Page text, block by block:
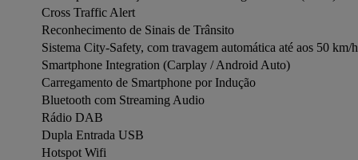
Cross Traffic Alert
Reconhecimento de Sinais de Trânsito
Sistema City-Safety, com travagem automática até aos 50 km/h
Smartphone Integration (Carplay / Android Auto)
Carregamento de Smartphone por Indução
Bluetooth com Streaming Audio
Rádio DAB
Dupla Entrada USB
Hotspot Wifi